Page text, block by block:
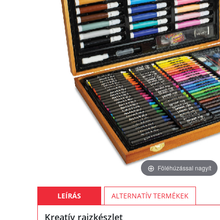
Föléhúzással nagyít
LEÍRÁS ALTERNATÍV TERMÉKEK
Kreatív rajzkészlet